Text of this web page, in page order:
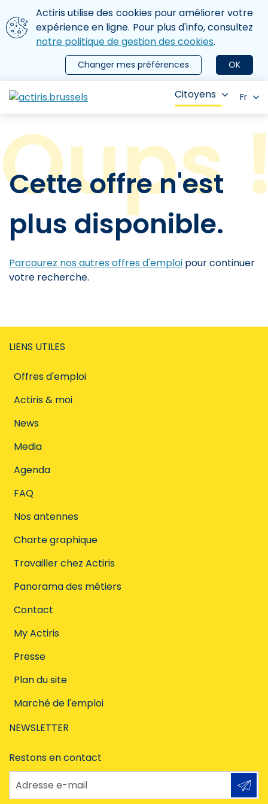
Aller au contenu principal
Nous utilisons des cookies
Actiris utilise des cookies pour améliorer votre
expérience en ligne. Pour plus d'info, consultez
notre politique de gestion des cookies.
OK
Changer mes préférences
le menu
Citoyens Fr
Cette offre n'est
plus disponible.
Parcourez nos autres offres d'emploi pour continuer
votre recherche.
LIENS UTILES
Offres d'emploi
Actiris & moi
News
Media
Agenda
FAQ
Nos antennes
Charte graphique
Travailler chez Actiris
Panorama des métiers
Contact
My Actiris
Presse
Plan du site
Marché de l'emploi
NEWSLETTER
Restons en contact
Adresse e-mail